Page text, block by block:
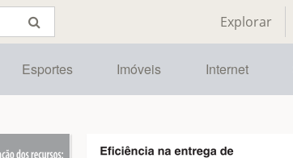
Explorar
Esportes Imóveis Internet